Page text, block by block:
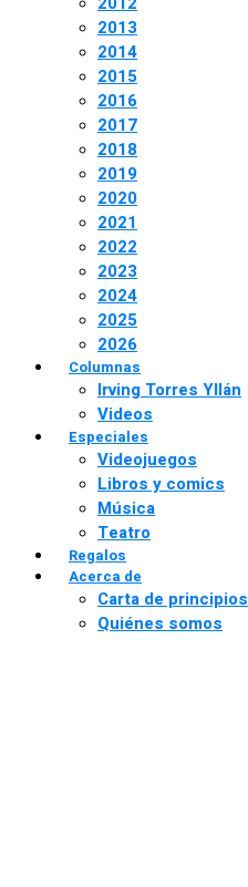
2013
2014
2015
2016
2017
2018
2019
2020
2021
2022
2023
2024
2025
2026
Columnas
Irving Torres Yllán
Videos
Especiales
Videojuegos
Libros y comics
Música
Teatro
Regalos
Acerca de
Carta de principios
Quiénes somos